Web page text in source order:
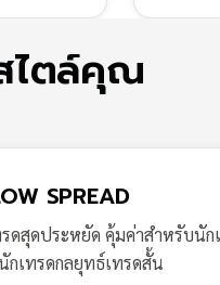
ไตล์คุณ
SPREAD
ดสุดประหยัด คุ้มค่าสำหรับนัก
กเทรดกลยุทธ์เทรดสั้น